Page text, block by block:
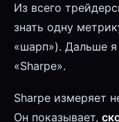
Из всего
знать одну
«шарп»). Дальше я
«Sharpe».
Sharpe измеряет
Он показывает,